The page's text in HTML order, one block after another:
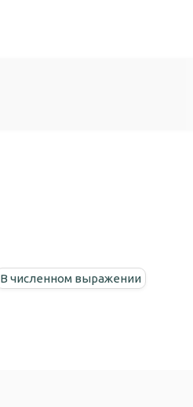
В численном выражении